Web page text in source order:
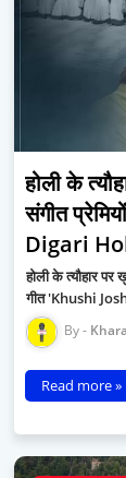
होली के
संगीत
Digari
होली के त्यौहार पर
गीत 'Khushi
Read more »